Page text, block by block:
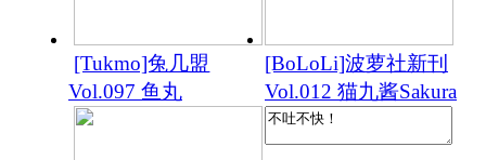
[Tukmo]兔几盟
Vol.097 鱼丸
[BoLoLi]波萝社新刊
Vol.012 猫九酱Sakura